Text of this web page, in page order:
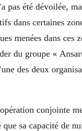
pas été dévoilée,
dans certaines
menées dans
du groupe «
des deux
conjointe
sa capacité de